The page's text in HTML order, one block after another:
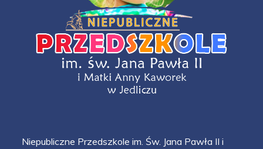
Niepubliczne Przedszkole im. Św. Jana Pawła II i